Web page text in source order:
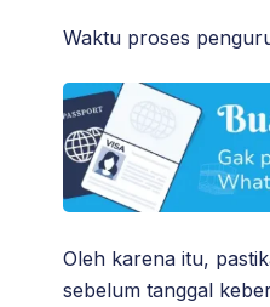
Waktu proses
Oleh karena itu,
sebelum tanggal